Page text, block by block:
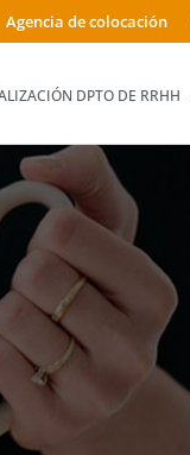
Agencia de colocación
DPTO DE RRHH